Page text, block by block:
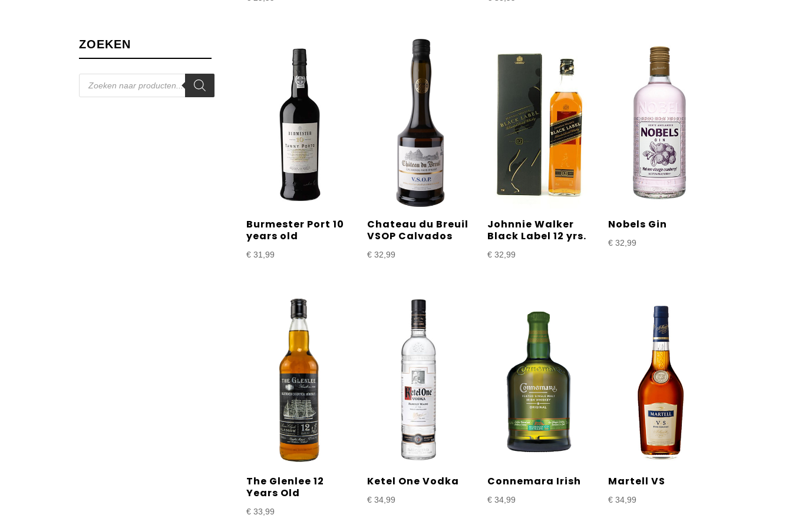
ZOEKEN
Producten
zoeken
Burmester Port 10
years old
€31,99
Chateau du Breuil
VSOP Calvados
€32,99
Johnnie Walker
Black Label 12 yrs.
€ 32,99
Nobels Gin
€32,99
The Glenlee 12
Years Old
€33,99
Ketel One Vodka
€34,99
Connemara Irish
€ 34,99
Martell VS
€34,99